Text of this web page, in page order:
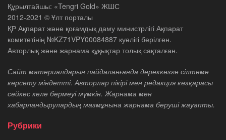
Құрылтайшы: «Tengri Gold» ЖШС
2012-2021 © Ұлт порталы
ҚР Ақпарат және қоғамдық даму министрлігі Ақпарат
комитетінің №KZ71VPY00084887 куәлігі берілген.
Авторлық және жарнама құқықтар толық сақталған.
Сайт материалдарын пайдаланғанда дереккөзге сілтеме
көрсету міндетті. Авторлар пікірі мен редакция көзқарасы
сәйкес келе бермеуі мүмкін. Жарнама мен
хабарландырулардың мазмұнына жарнама беруші жауапты.
Рубрики